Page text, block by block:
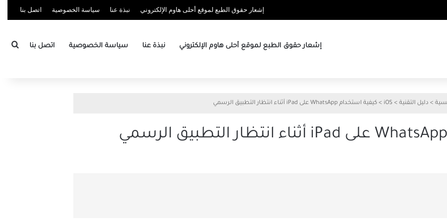
إشعار حقوق الطبع لموقع أحلى هاوم الإلكتروني نبذة عنا سياسة الخصوصية اتصل بنا
إشعار حقوق الطبع لموقع أحلى هاوم الإلكتروني نبذة عنا سياسة الخصوصية اتصل بنا
> دليل التقنية >
iOS
> كيفية استخدام WhatsApp على iPad أثناء انتظار التطبيق الرسمي